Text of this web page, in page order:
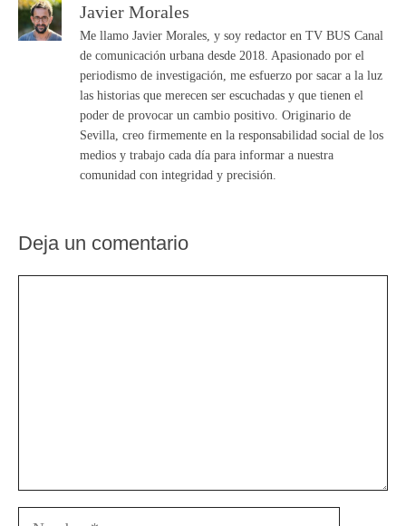
Javier Morales
Me llamo Javier Morales, y soy redactor en TV BUS Canal
de comunicación urbana desde 2018. Apasionado por el
periodismo de investigación, me esfuerzo por sacar a la luz
las historias que merecen ser escuchadas y que tienen el
poder de provocar un cambio positivo. Originario de
Sevilla, creo firmemente en la responsabilidad social de los
medios y trabajo cada día para informar a nuestra
comunidad con integridad y precisión.
Deja un comentario
Nombre